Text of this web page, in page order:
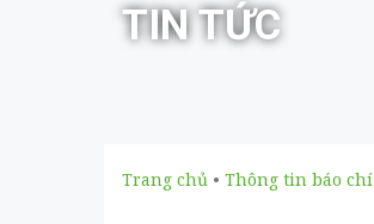
TIN TỨC
Trang chủ • Thông tin báo chí